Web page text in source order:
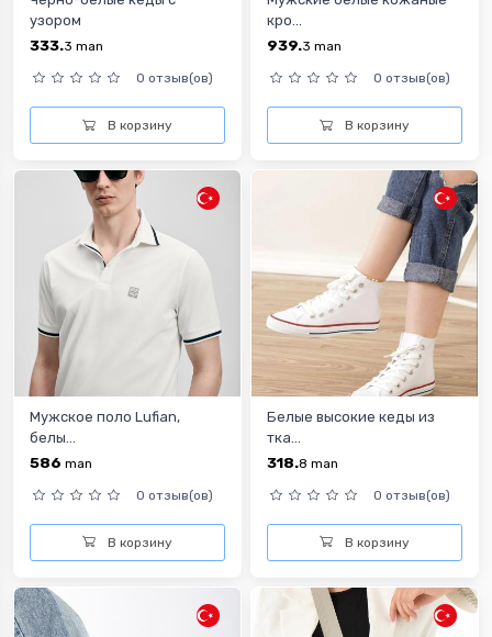
узором
333.3 man
0 отзыв(ов)
В корзину
кро...
939.3 man
0 отзыв(ов)
В корзину
Мужское поло Lufian,
белы...
586 man
0 отзыв(ов)
В корзину
Белые высокие кеды из
тка...
318.8 man
0 отзыв(ов)
В корзину